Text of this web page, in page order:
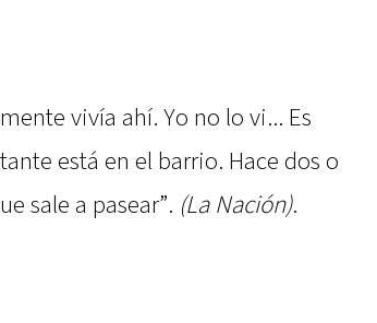
vivía ahí. Yo no lo vi... Es
está en el barrio. Hace dos o
sale a pasear”. (La Nación).